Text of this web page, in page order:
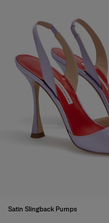
Satin Slingback Pumps